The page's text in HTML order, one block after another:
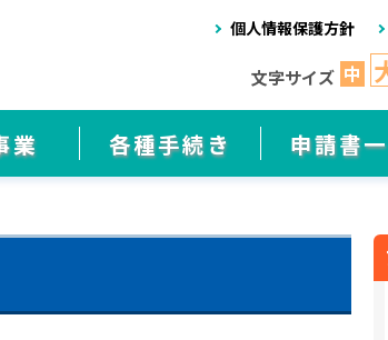
個人情報保護方針
文字サイズ 中
業 各種手続き 申請書